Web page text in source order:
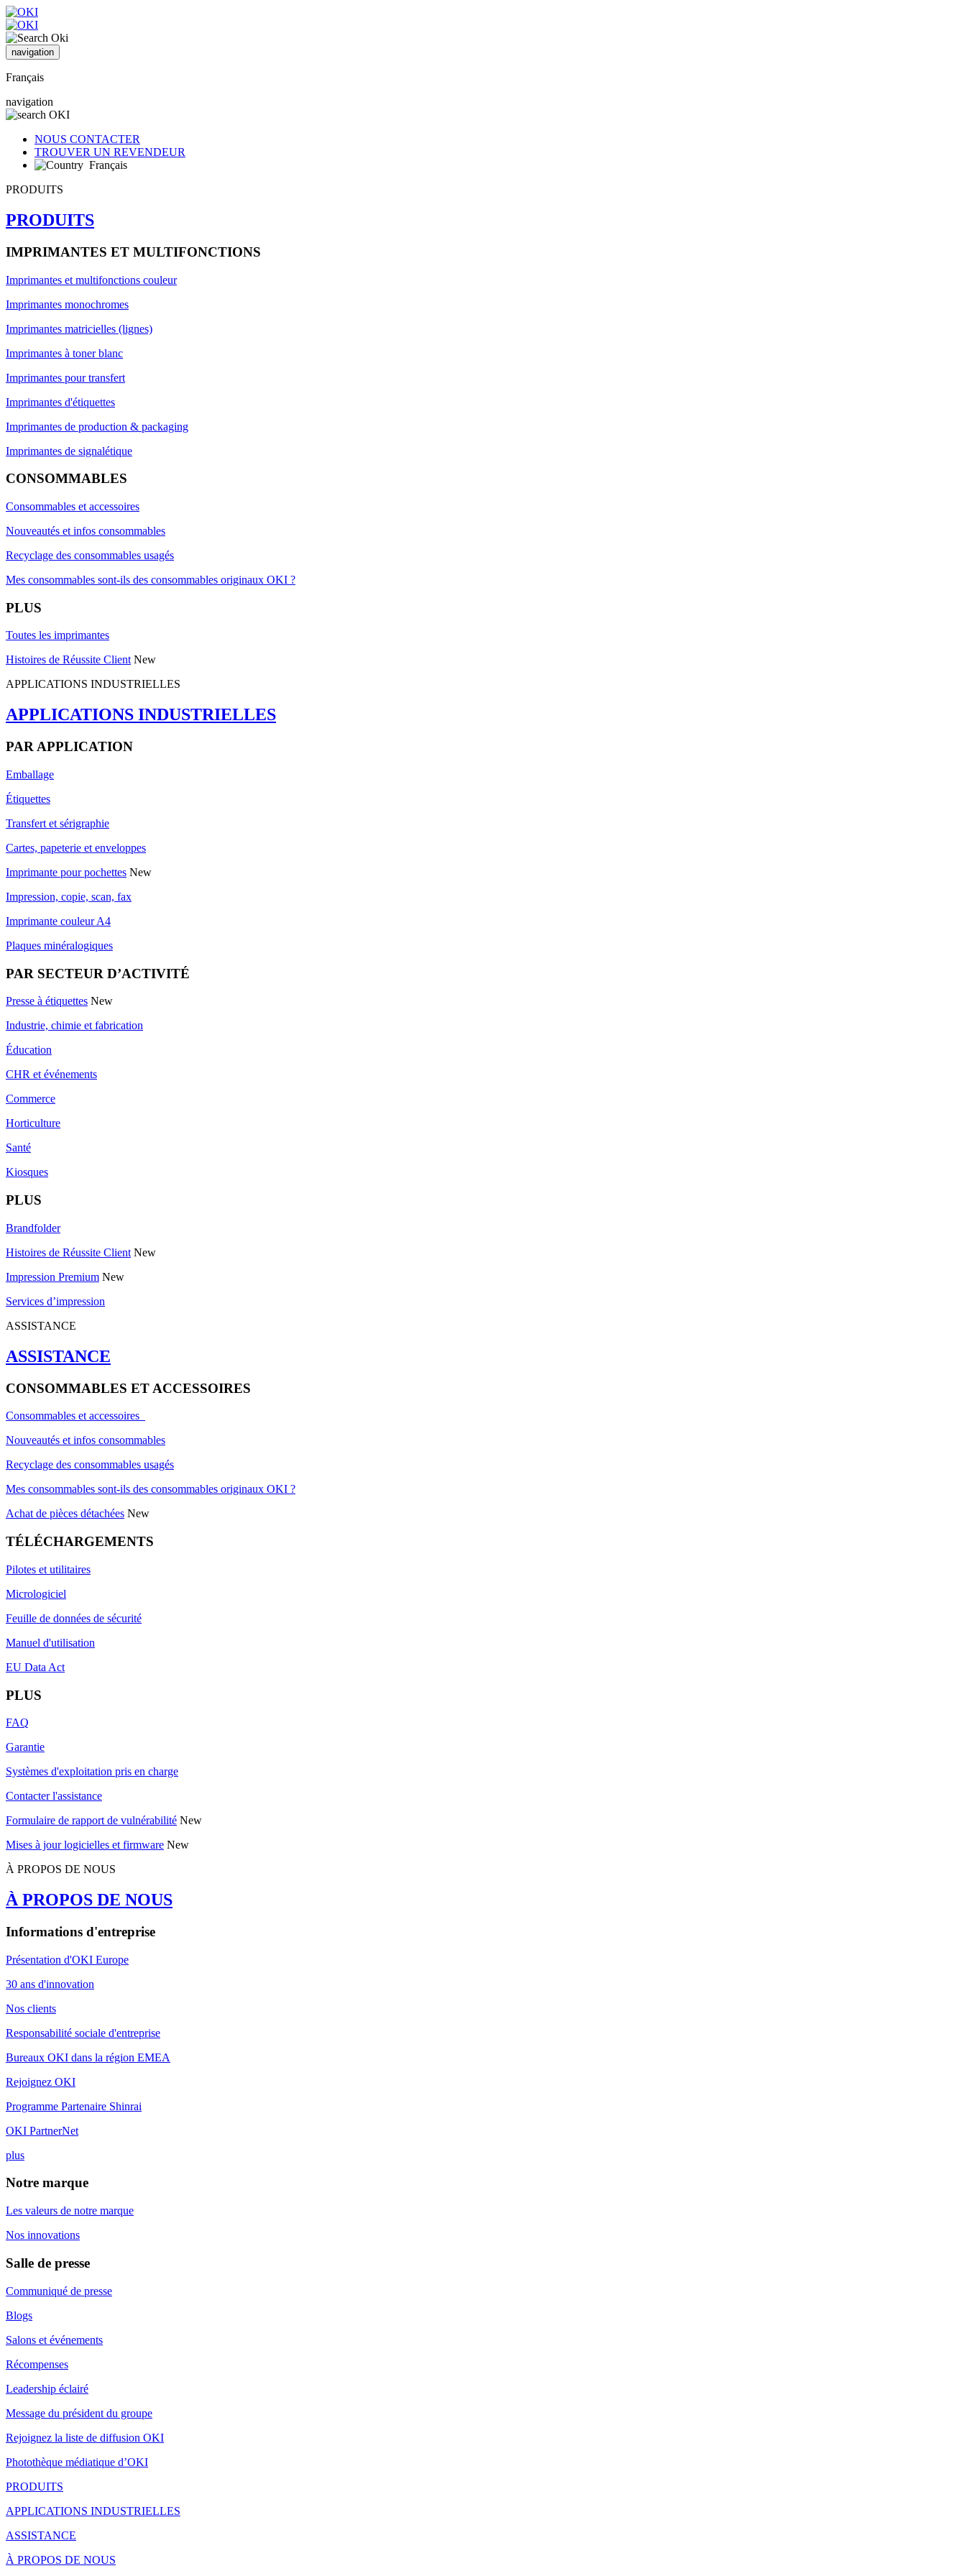
navigation
Français
navigation
NOUS CONTACTER
TROUVER UN REVENDEUR
Français
PRODUITS
PRODUITS
IMPRIMANTES ET MULTIFONCTIONS
Imprimantes et multifonctions couleur
Imprimantes monochromes
Imprimantes matricielles (lignes)
Imprimantes à toner blanc
Imprimantes pour transfert
Imprimantes d'étiquettes
Imprimantes de production & packaging
Imprimantes de signalétique
CONSOMMABLES
Consommables et accessoires
Nouveautés et infos consommables
Recyclage des consommables usagés
Mes consommables sont-ils des consommables originaux OKI ?
PLUS
Toutes les imprimantes
Histoires de Réussite Client New
APPLICATIONS INDUSTRIELLES
APPLICATIONS INDUSTRIELLES
PAR APPLICATION
Emballage
Étiquettes
Transfert et sérigraphie
Cartes, papeterie et enveloppes
Imprimante pour pochettes New
Impression, copie, scan, fax
Imprimante couleur A4
Plaques minéralogiques
PAR SECTEUR D’ACTIVITÉ
Presse à étiquettes New
Industrie, chimie et fabrication
Éducation
CHR et événements
Commerce
Horticulture
Santé
Kiosques
PLUS
Brandfolder
Histoires de Réussite Client New
Impression Premium New
Services d’impression
ASSISTANCE
ASSISTANCE
CONSOMMABLES ET ACCESSOIRES
Consommables et accessoires
Nouveautés et infos consommables
Recyclage des consommables usagés
Mes consommables sont-ils des consommables originaux OKI ?
Achat de pièces détachées New
TÉLÉCHARGEMENTS
Pilotes et utilitaires
Micrologiciel
Feuille de données de sécurité
Manuel d'utilisation
EU Data Act
PLUS
FAQ
Garantie
Systèmes d'exploitation pris en charge
Contacter l'assistance
Formulaire de rapport de vulnérabilité New
Mises à jour logicielles et firmware New
À PROPOS DE NOUS
À PROPOS DE NOUS
Informations d'entreprise
Présentation d'OKI Europe
30 ans d'innovation
Nos clients
Responsabilité sociale d'entreprise
Bureaux OKI dans la région EMEA
Rejoignez OKI
Programme Partenaire Shinrai
OKI PartnerNet
plus
Notre marque
Les valeurs de notre marque
Nos innovations
Salle de presse
Communiqué de presse
Blogs
Salons et événements
Récompenses
Leadership éclairé
Message du président du groupe
Rejoignez la liste de diffusion OKI
Photothèque médiatique d’OKI
PRODUITS
APPLICATIONS INDUSTRIELLES
ASSISTANCE
À PROPOS DE NOUS